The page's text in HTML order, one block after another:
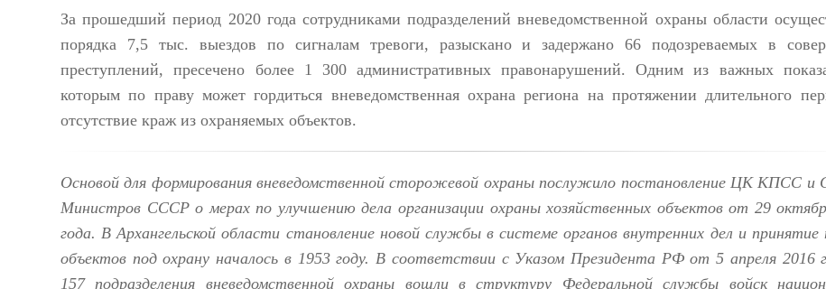
За прошедший период 2020 года сотрудникамиподразделений вневедомственной охраныобласти
порядка 7,5тыс. выездов по сигналам тревоги, разыскано и задержано 66 подозреваемых в
преступлений, пресечено более 1 300 административных правонарушений. Одним из важных
которым по праву может гордиться вневедомственная охрана региона на протяжении длительного
отсутствие краж из охраняемых объектов.
Основой для формирования вневедомственной сторожевой охраныпослужило постановление ЦК КПСС и
Министров СССР о мерах по улучшению дела организации охраны хозяйственных объектов от 29
года.В Архангельской области становление новой службы в системе органов внутренних дел и принятие
объектов под охрану началось в 1953 году.В соответствии с Указом Президента РФ от 5 апреля 2016
157 подразделения вневедомственной охраны вошлив структуру Федеральной службы войск